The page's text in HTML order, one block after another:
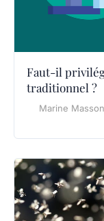
Faut-il
traditionnel ?
Marine Masson